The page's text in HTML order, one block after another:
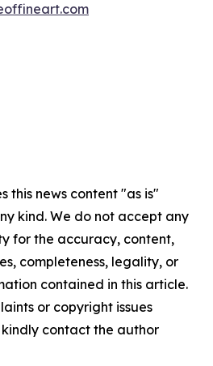
this news content "as is"
kind. We do not accept any
for the accuracy, content,
completeness, legality, or
contained in this article.
or copyright issues
contact the author